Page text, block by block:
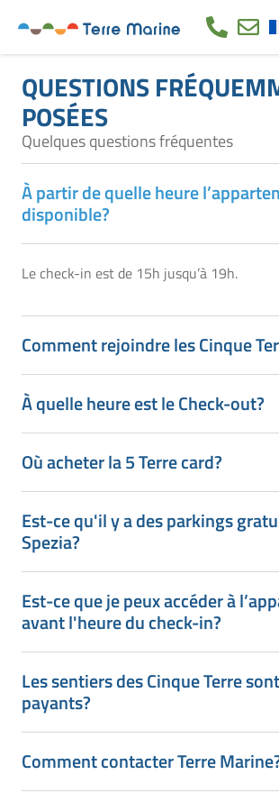
QUESTIONS
POSÉES
Quelques questions fréquentes
À partir de quelle heure
disponible?
Le check-in est de 15h jusqu’à 19h.
Comment rejoindre les Cinque
À quelle heure est le Check-out?
Où acheter la 5 Terre card?
Est-ce qu'il y a des parkings
Spezia?
Est-ce que je peux accéder à
avant l'heure du check-in?
Les sentiers des Cinque Terre
payants?
Comment contacter Terre